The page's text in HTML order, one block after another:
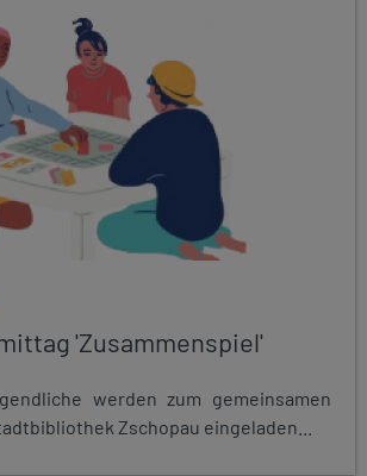
'Zusammenspiel'
werden zum gemeinsamen
Zschopau eingeladen...